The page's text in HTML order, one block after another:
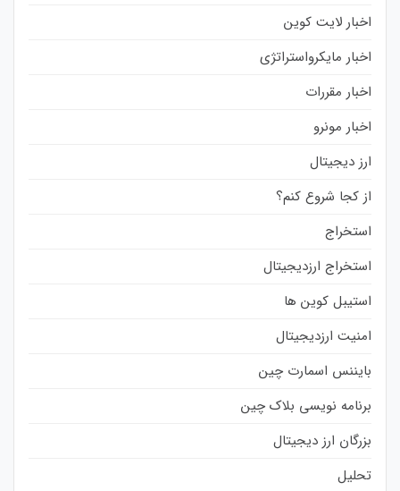
اخبار لایت کوین
اخبار مایکرواستراتژی
اخبار مقررات
اخبار مونرو
ارز دیجیتال
از کجا شروع کنم؟
استخراج
استخراج ارزدیجیتال
استیبل کوین ها
امنیت ارزدیجیتال
بایننس اسمارت چین
برنامه نویسی بلاک چین
بزرگان ارز دیجیتال
تحلیل